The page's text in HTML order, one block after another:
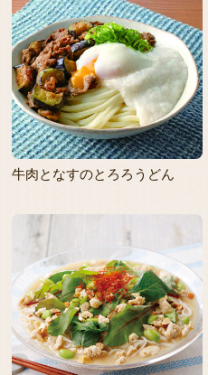
牛肉となすのとろろうどん